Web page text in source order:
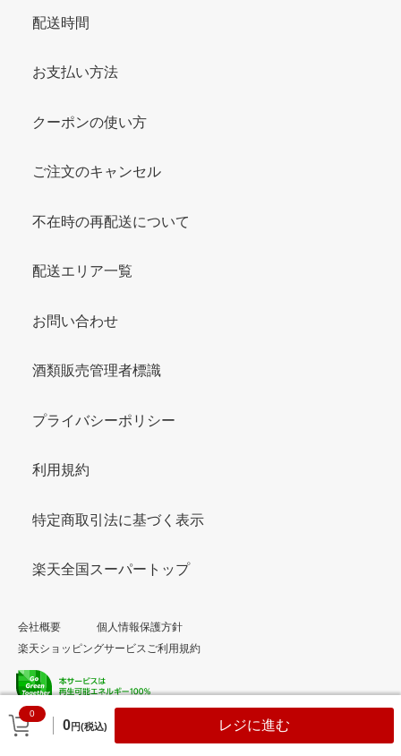
0
0円(税込) レジに進む
配送時間
お支払い方法
クーポンの使い方
ご注文のキャンセル
不在時の再配送について
配送エリア一覧
お問い合わせ
酒類販売管理者標識
プライバシーポリシー
利用規約
特定商取引法に基づく表示
楽天全国スーパートップ
会社概要
個人情報保護方針
楽天ショッピングサービスご利用規約
© Rakuten Group, Inc.